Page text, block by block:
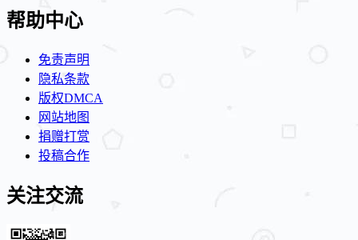
帮助中心
免责声明
隐私条款
版权DMCA
网站地图
捐赠打赏
投稿合作
关注交流